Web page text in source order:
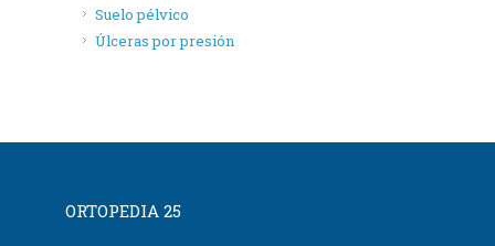
Suelo pélvico
Úlceras por presión
ORTOPEDIA 25